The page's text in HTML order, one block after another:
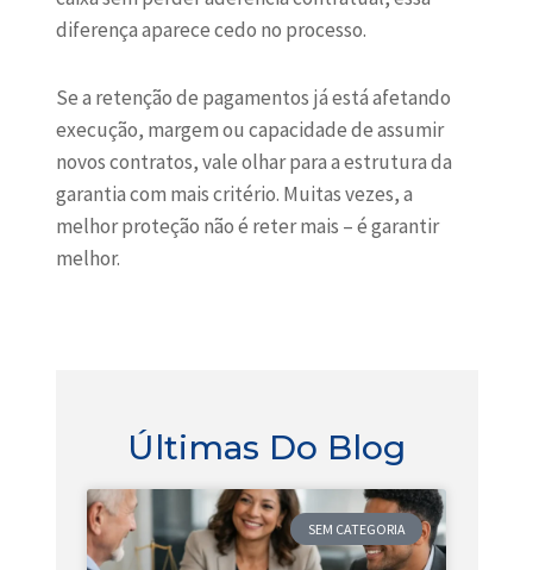
diferença aparece cedo no processo.
Se a retenção de pagamentos já está afetando
execução, margem ou capacidade de assumir
novos contratos, vale olhar para a estrutura da
garantia com mais critério. Muitas vezes, a
melhor proteção não é reter mais – é garantir
melhor.
Últimas Do Blog
SEM CATEGORIA